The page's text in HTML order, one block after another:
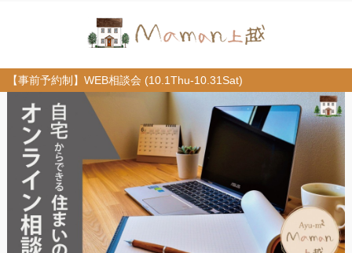
【事前予約制】WEB相談会 (10.1Thu-10.31Sat)